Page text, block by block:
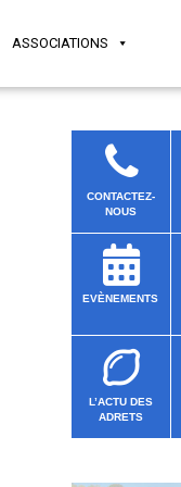
ASSOCIATIONS
CONTACTEZ-
NOUS
EVÈNEMENTS
L’ACTU DES
ADRETS